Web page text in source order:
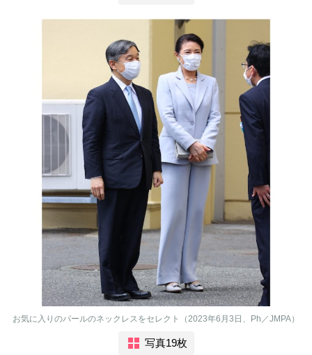
お気に入りのパールのネックレスをセレクト（2023年6月3日、Ph／JMPA）
写真19枚